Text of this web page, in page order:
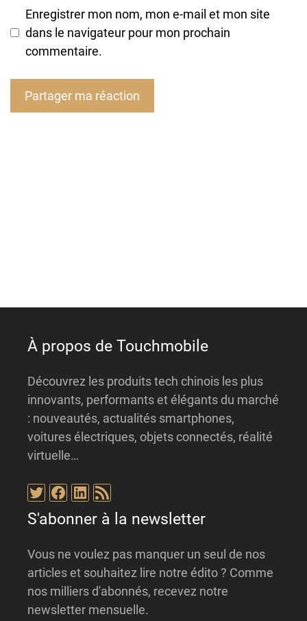
Enregistrer mon nom, mon e-mail et mon site
dans le navigateur pour mon prochain
commentaire.
À propos de Touchmobile
Découvrez les produits tech chinois les plus
innovants, performants et élégants du marché
: nouveautés, actualités smartphones,
voitures électriques, objets connectés, réalité
virtuelle…
Twitter
Facebook
LinkedIn
Flux RSS
S'abonner à la newsletter
Vous ne voulez pas manquer un seul de nos
articles et souhaitez lire notre édito ? Comme
nos milliers d'abonnés, recevez notre
newsletter mensuelle.